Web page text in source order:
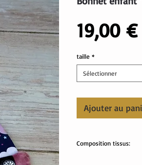
19,00 €
taille *
Sélectionner
Ajouter au
Composition tissus: